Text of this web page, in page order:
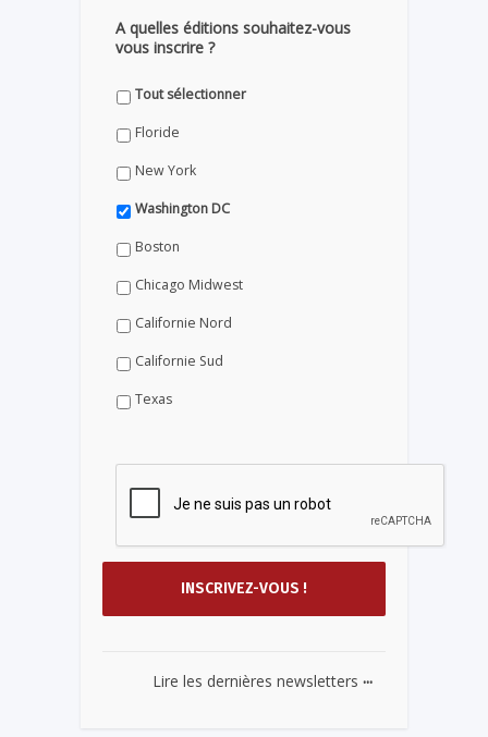
A quelles éditions souhaitez-vous
vous inscrire ?
Tout sélectionner
Floride
New York
Washington DC
Boston
Chicago Midwest
Californie Nord
Californie Sud
Texas
Lire les dernières newsletters ...